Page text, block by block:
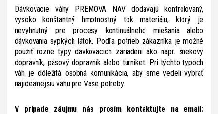
Dávkovacie váhy PREMOVA NAV dodávajú kontrolovaný,
vysoko konštantný hmotnostný tok materiálu, ktorý je
nevyhnutný pre procesy kontinuálneho miešania alebo
dávkovania sypkých látok. Podľa potrieb zákazníka je možné
použiť rôzne typy dávkovacích zariadení ako napr. šnekový
dopravník, pásový dopravník alebo turniket. Pri týchto typoch
váh je dôležitá osobná komunikácia, aby sme vedeli vybrať
najideálnejšiu váhu pre Vaše potreby.
V prípade záujmu nás prosím kontaktujte na email: